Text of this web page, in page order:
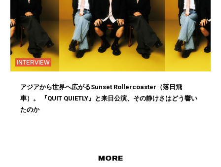
INTERVIEW
アジアから世界へ広がるSunset Rollercoaster（落日飛
車）。 『QUIT QUIETLY』と来日公演、その静けさはどう響い
たのか
MORE